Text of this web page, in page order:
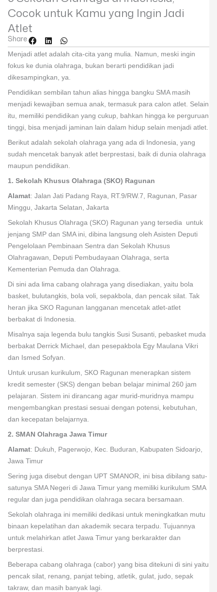
Cocok untuk Kamu yang Ingin Jadi
Atlet
Share
Menjadi atlet adalah cita-cita yang mulia. Namun, meski ingin
fokus ke dunia olahraga, bukan berarti pendidikan jadi
dikesampingkan, ya.
Pendidikan sembilan tahun alias hingga bangku SMA masih
menjadi kewajiban semua anak, termasuk para calon atlet. Selain
itu, memiliki pendidikan yang cukup, bahkan hingga ke perguruan
tinggi, bisa menjadi jaminan lain dalam hidup selain menjadi atlet.
Berikut adalah sekolah olahraga yang ada di Indonesia, yang
sudah mencetak banyak atlet berprestasi, baik di dunia olahraga
maupun pendidikan.
1. Sekolah Khusus Olahraga (SKO) Ragunan
Alamat: Jalan Jati Padang Raya, RT.9/RW.7, Ragunan, Pasar
Minggu, Jakarta Selatan, Jakarta
Sekolah Khusus Olahraga (SKO) Ragunan yang tersedia untuk
jenjang SMP dan SMA ini, dibina langsung oleh Asisten Deputi
Pengelolaan Pembinaan Sentra dan Sekolah Khusus
Olahragawan, Deputi Pembudayaan Olahraga, serta
Kementerian Pemuda dan Olahraga.
Di sini ada lima cabang olahraga yang disediakan, yaitu bola
basket, bulutangkis, bola voli, sepakbola, dan pencak silat. Tak
heran jika SKO Ragunan langganan mencetak atlet-atlet
berbakat di Indonesia.
Misalnya saja legenda bulu tangkis Susi Susanti, pebasket muda
berbakat Derrick Michael, dan pesepakbola Egy Maulana Vikri
dan Ismed Sofyan.
Untuk urusan kurikulum, SKO Ragunan menerapkan sistem
kredit semester (SKS) dengan beban belajar minimal 260 jam
pelajaran. Sistem ini dirancang agar murid-muridnya mampu
mengembangkan prestasi sesuai dengan potensi, kebutuhan,
dan kecepatan belajarnya.
2. SMAN Olahraga Jawa Timur
Alamat: Dukuh, Pagerwojo, Kec. Buduran, Kabupaten Sidoarjo,
Jawa Timur
Sering juga disebut dengan UPT SMANOR, ini bisa dibilang satu-
satunya SMA Negeri di Jawa Timur yang memiliki kurikulum SMA
regular dan juga pendidikan olahraga secara bersamaan.
Sekolah olahraga ini memiliki dedikasi untuk meningkatkan mutu
binaan kepelatihan dan akademik secara terpadu. Tujuannya
untuk melahirkan atlet Jawa Timur yang berkarakter dan
berprestasi.
Beberapa cabang olahraga (cabor) yang bisa ditekuni di sini yaitu
pencak silat, renang, panjat tebing, atletik, gulat, judo, sepak
takraw, dan masih banyak lagi.